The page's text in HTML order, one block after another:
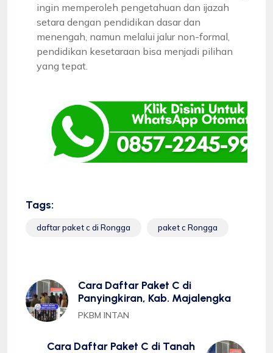
ingin memperoleh pengetahuan dan ijazah
setara dengan pendidikan dasar dan
menengah, namun melalui jalur non-formal,
pendidikan kesetaraan bisa menjadi pilihan
yang tepat.
Tags:
daftar paket c di Rongga paket c Rongga
Cara Daftar Paket C di
Panyingkiran, Kab. Majalengka
PKBM INTAN
Cara Daftar Paket C di Tanah